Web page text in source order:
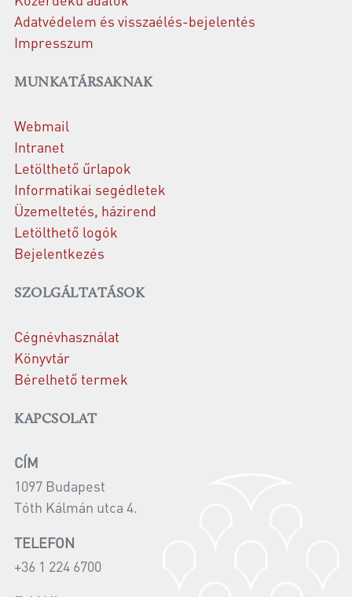
Adatvédelem és visszaélés-bejelentés
Impresszum
MUNKATÁRSAKNAK
Webmail
Intranet
Letölthető űrlapok
Informatikai segédletek
Üzemeltetés, házirend
Letölthető logók
Bejelentkezés
SZOLGÁLTATÁSOK
Cégnévhasználat
Könyvtár
Bérelhető termek
KAPCSOLAT
CÍM
1097 Budapest
Tóth Kálmán utca 4.
TELEFON
+36 1 224 6700